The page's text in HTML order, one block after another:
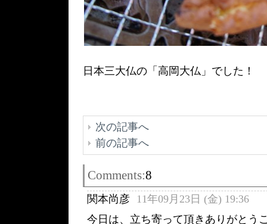
日本三大仏の「高岡大仏」でした！
次の記事へ
前の記事へ
Comments:8
関本尚彦
11年09月23日 (金) 19:36
今日は、立ち寄って頂きありがとう